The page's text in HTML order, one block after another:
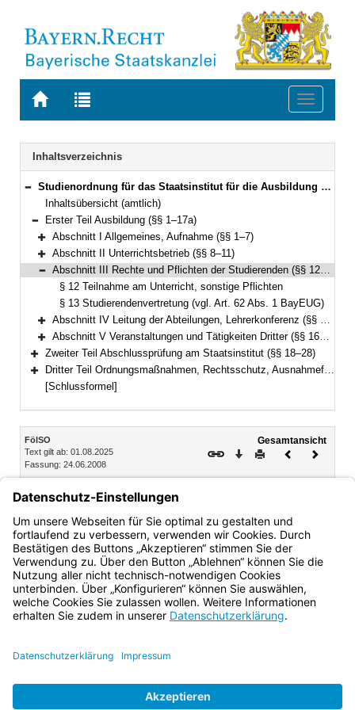
Zur
BAYERN.RECHT
Zur
letzten
Suche
Toggle
Navigation
Inhaltsverzeichnis
Bereich reduzieren
Studienordnung für das Staatsinstitut für die Ausbildung von Förderlehrern (Förderlehrerstudienordnung – FölSO) Vom 24. Juni 2008 (GVBl. S. 399) (KWMBl. I S. 183) BayRS 2038-3-4-9-1-K (§§ 1–32)
Inhaltsübersicht (amtlich)
Bereich reduzieren
Erster Teil Ausbildung (§§ 1–17a)
Bereich erweitern
Abschnitt I Allgemeines, Aufnahme (§§ 1–7)
Bereich erweitern
Abschnitt II Unterrichtsbetrieb (§§ 8–11)
Bereich reduzieren
Abschnitt III Rechte und Pflichten der Studierenden (§§ 12–13)
§ 12 Teilnahme am Unterricht, sonstige Pflichten
§ 13 Studierendenvertretung (vgl. Art. 62 Abs. 1 BayEUG)
Bereich erweitern
Abschnitt IV Leitung der Abteilungen, Lehrerkonferenz (§§ 14–15)
Bereich erweitern
Abschnitt V Veranstaltungen und Tätigkeiten Dritter (§§ 16–17a)
Bereich erweitern
Zweiter Teil Abschlussprüfung am Staatsinstitut (§§ 18–28)
Bereich erweitern
Dritter Teil Ordnungsmaßnahmen, Rechtsschutz, Ausnahmefälle, Schlussbestimmungen (§§ 29–32)
[Schlussformel]
Inhalt
FölSO
Text gilt ab: 01.08.2025
Fassung: 24.06.2008
Gesamtansicht
Download
DruckenVorheriges
Abschnitt III Rechte und Pflichten der Studierenden
§ 12 Teilnahme am Unterricht, sonstige Pflichten
§ 13 Studierendenvertretung (vgl. Art. 62 Abs. 1 BayEUG)
Bayern.de
BayernPortal
Impressum